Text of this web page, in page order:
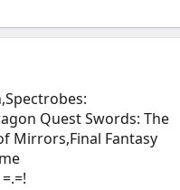
Quest Swords: The
Mirrors,Final Fantasy